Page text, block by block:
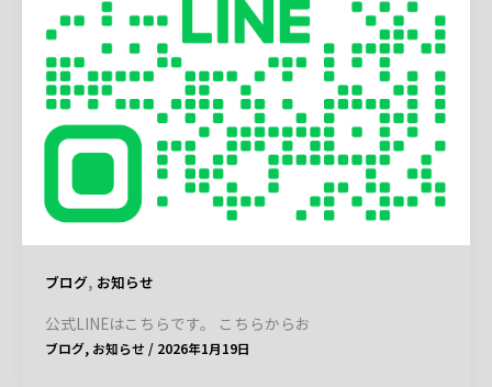
ブログ, お知らせ
公式LINEはこちらです。 こちらからお
ブログ, お知らせ / 2026年1月19日